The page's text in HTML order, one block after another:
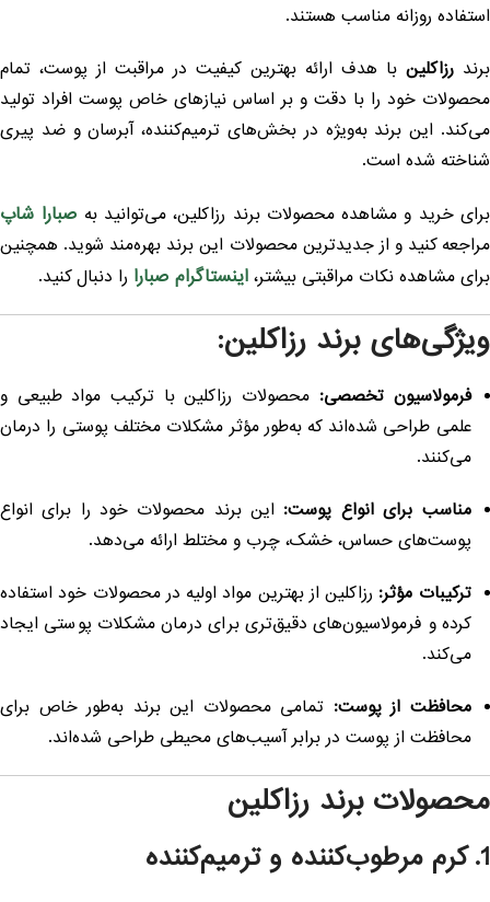
استفاده روزانه مناسب هستند.
رزاکلینبا هدف ارائه بهترین کیفیت در مراقبت از پوست، تمام
محصولات خود را با دقت و بر اساس نیازهای خاص پوست افراد تولید
می‌کند. این برند به‌ویژه در بخش‌های ترمیم‌کننده، آبرسان و ضد پیری
شناخته شده است.
خرید و مشاهده محصولات برند رزاکلین، می‌توانید به صبارا شاپ
مراجعه کنید و از جدیدترین محصولات این برند بهره‌مند شوید. همچنین
برای مشاهده نکات مراقبتی بیشتر، اینستاگرام صبارا را دنبال کنید.
ویژگی‌های برند رزاکلین:
فرمولاسیون تخصصی: محصولات رزاکلین با ترکیب مواد طبیعی و
علمی طراحی شده‌اند که به‌طور مؤثر مشکلات مختلف پوستی را درمان
می‌کنند.
مناسب برای انواع پوست:این برند محصولات خود را برای انواع
پوست‌های حساس، خشک، چرب و مختلط ارائه می‌دهد.
ترکیبات مؤثر:رزاکلین از بهترین مواد اولیه در محصولات خود استفاده
کرده و فرمولاسیون‌های دقیق‌تری برای درمان مشکلات پوستی ایجاد
می‌کند.
محافظت از پوست: تمامی محصولات این برند به‌طور خاص برای
محافظت از پوست در برابر آسیب‌های محیطی طراحی شده‌اند.
محصولات برند رزاکلین
1. کرم مرطوب‌کننده و ترمیم‌کننده